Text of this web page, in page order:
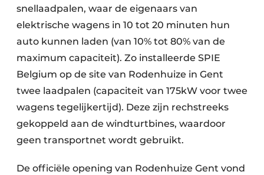
snellaadpalen, waar de eigenaars van
elektrische wagens in 10 tot 20 minuten hun
auto kunnen laden (van 10% tot 80% van de
maximum capaciteit). Zo installeerde SPIE
Belgium op de site van Rodenhuize in Gent
twee laadpalen (capaciteit van 175kW voor twee
wagens tegelijkertijd). Deze zijn rechstreeks
gekoppeld aan de windturtbines, waardoor
geen transportnet wordt gebruikt.
De officiële opening van Rodenhuize Gent vond